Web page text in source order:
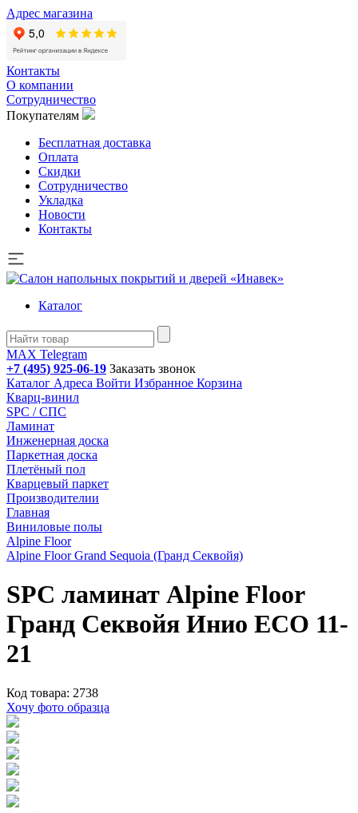
Адрес магазина
Контакты
О компании
Сотрудничество
Покупателям
Бесплатная доставка
Оплата
Скидки
Сотрудничество
Укладка
Новости
Контакты
Каталог
MAX Telegram
+7 (495) 925-06-19 Заказать звонок
Каталог Адреса Войти Избранное Корзина
Кварц-винил
SPC / СПС
Ламинат
Инженерная доска
Паркетная доска
Плетёный пол
Кварцевый паркет
Производителии
Главная
Виниловые полы
Alpine Floor
Alpine Floor Grand Sequoia (Гранд Секвойя)
SPC ламинат Alpine Floor
Гранд Секвойя Инио ECO 11-
21
Код товара: 2738
Хочу фото образца